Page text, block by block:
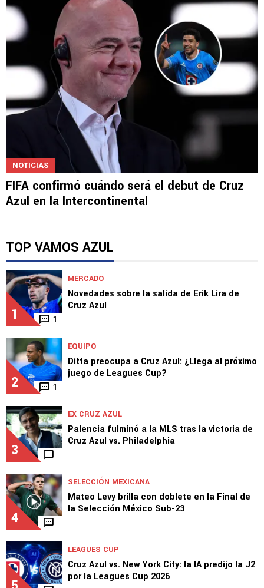
NOTICIAS
FIFA confirmó cuándo será el debut de Cruz
Azul en la Intercontinental
TOP VAMOS AZUL
1 1
MERCADO
Novedades sobre la salida de Erik Lira de
Cruz Azul
2 1
EQUIPO
Ditta preocupa a Cruz Azul: ¿Llega al próximo
juego de Leagues Cup?
3
EX CRUZ AZUL
Palencia fulminó a la MLS tras la victoria de
Cruz Azul vs. Philadelphia
4
SELECCIÓN MEXICANA
Mateo Levy brilla con doblete en la Final de
la Selección México Sub-23
LEAGUES CUP
Cruz Azul vs. New York City: la IA predijo la J2
por la Leagues Cup 2026